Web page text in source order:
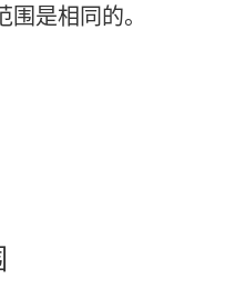
)
围是相同的。